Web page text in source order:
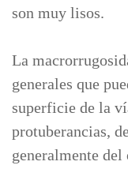
son muy lisos.
La
generales que
superficie de la
protuberancias,
generalmente